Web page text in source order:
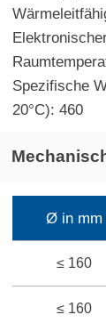
Spezifische
20°C): 460
Ø in mm
≤ 160
≤ 160